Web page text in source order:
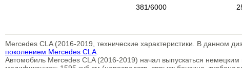
381/6000
Mercedes CLA (2016-2019, технические характеристики. В данном
поколением Mercedes CLA
Автомобиль Mercedes CLA (2016-2019) начал выпускаться